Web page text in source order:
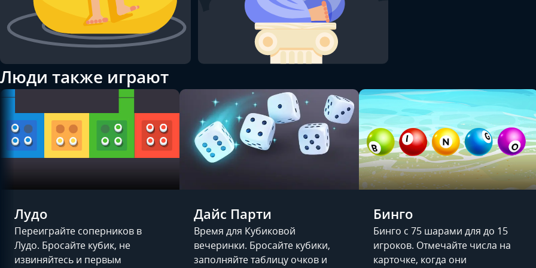
Люди также играют
Лудо
Переиграйте соперников в
Лудо. Бросайте кубик, не
извиняйтесь и первым
Дайс Парти
Время для Кубиковой
вечеринки. Бросайте кубики,
заполняйте таблицу очков и
Бинго
Бинго с 75 шарами для до 15
игроков. Отмечайте числа на
карточке, когда они